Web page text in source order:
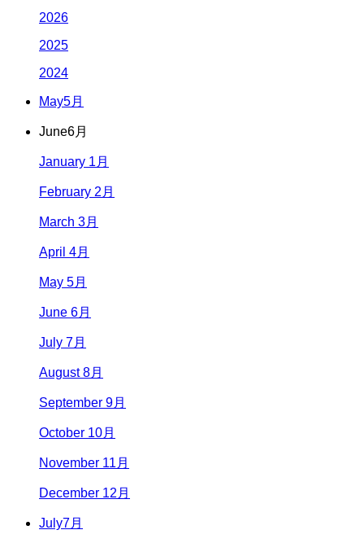
2026
2025
2024
May5月
June6月
January 1月
February 2月
March 3月
April 4月
May 5月
June 6月
July 7月
August 8月
September 9月
October 10月
November 11月
December 12月
July7月